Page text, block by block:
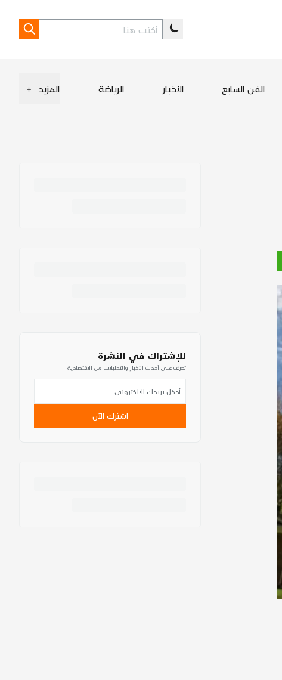
الفن السابع الأخبار الرياضة المزيد +
للإشتراك في النشرة
تعرف على أحدث الأخبار والتحليلات من الاقتصادية
اشترك الآن